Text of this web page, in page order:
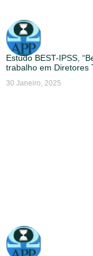
Estudo BEST-IPSS,
trabalho em Diretores
30 Janeiro, 2025